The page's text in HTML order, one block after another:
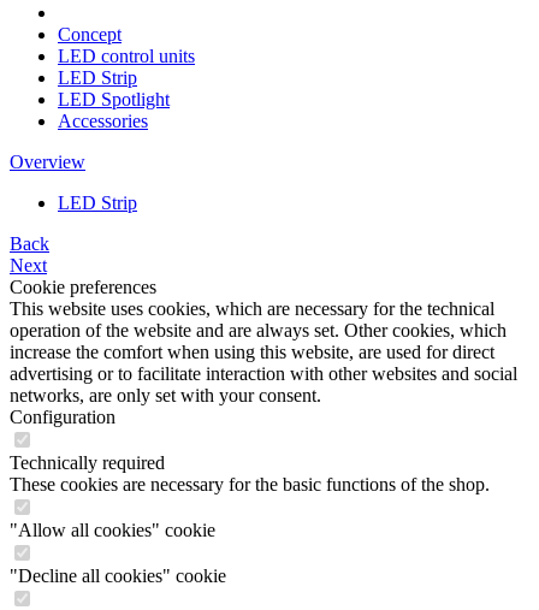
Concept
LED control units
LED Strip
LED Spotlight
Accessories
Overview
LED Strip
Back
Next
Cookie preferences
This website uses cookies, which are necessary for the technical
operation of the website and are always set. Other cookies, which
increase the comfort when using this website, are used for direct
advertising or to facilitate interaction with other websites and social
networks, are only set with your consent.
Configuration
Technically required
These cookies are necessary for the basic functions of the shop.
"Allow all cookies" cookie
"Decline all cookies" cookie